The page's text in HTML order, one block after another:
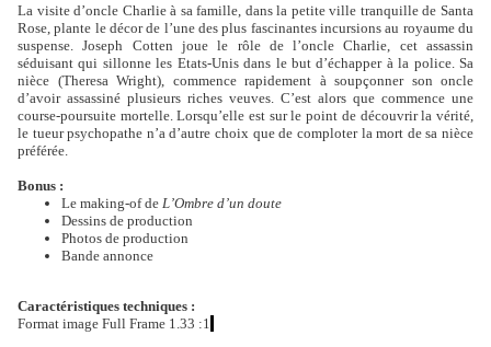
La visite d’oncle Charlie à sa famille, dans la petite ville tranquille de Santa
Rose, plante le décor de l’une des plus fascinantes incursions au royaume du
suspense. Joseph Cotten joue le rôle de l’oncle Charlie, cet assassin
séduisant qui sillonne les Etats-Unis dans le but d’échapper à la police. Sa
nièce (Theresa Wright), commence rapidement à soupçonner son oncle
d’avoir assassiné plusieurs riches veuves. C’est alors que commence une
course-poursuite mortelle. Lorsqu’elle est sur le point de découvrir la vérité,
le tueur psychopathe n’a d’autre choix que de comploter la mort de sa nièce
préférée.
Bonus :
Le making-of de L’Ombre d’un doute
Dessins de production
Photos de production
Bande annonce
Caractéristiques techniques :
Format image Full Frame 1.33 :1